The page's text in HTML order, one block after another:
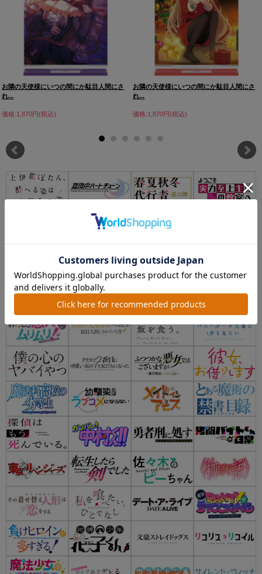
お隣の天使様にいつの間にか駄目人間にさ
れ...
価格:1,870円(税込)
お隣の天使様にいつの間にか駄目人間にさ
れ...
価格:1,870円(税込)